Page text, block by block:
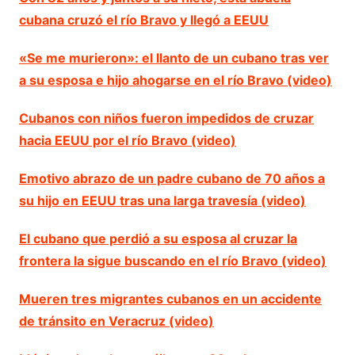
cubana cruzó el río Bravo y llegó a EEUU
«Se me murieron»: el llanto de un cubano tras ver
a su esposa e hijo ahogarse en el río Bravo (video)
Cubanos con niños fueron impedidos de cruzar
hacia EEUU por el río Bravo (video)
Emotivo abrazo de un padre cubano de 70 años a
su hijo en EEUU tras una larga travesía (video)
El cubano que perdió a su esposa al cruzar la
frontera la sigue buscando en el río Bravo (video)
Mueren tres migrantes cubanos en un accidente
de tránsito en Veracruz (video)